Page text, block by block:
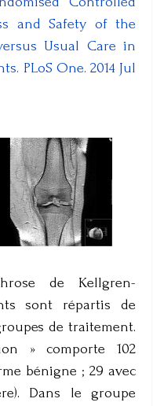
and Safety of the
Usual Care in
PLoS One. 2014 Jul
de Kellgren-
sont répartis de
de traitement.
» comporte 102
bénigne ; 29 avec
Dans le groupe